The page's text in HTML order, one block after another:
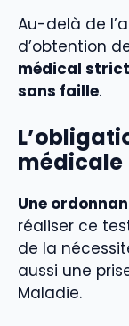
Au-delà de
d’obtention
médical
sans faille.
médicale
Une
réaliser ce
de la
aussi une
Maladie.